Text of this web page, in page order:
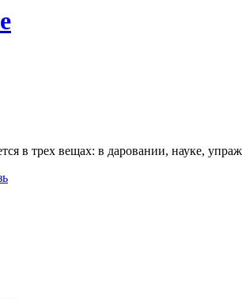
в трех вещах: в даровании, науке,